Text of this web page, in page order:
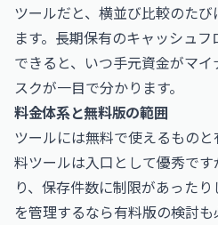
ツールだと、横並び比較のた
ます。長期保有のキャッシュ
できると、いつ手元資金がマ
スクが一目で分かります。
料金体系と無料版の範囲
ツールには無料で使えるもの
料ツールは入口として優秀で
り、保存件数に制限があった
を管理するなら有料版の検討も